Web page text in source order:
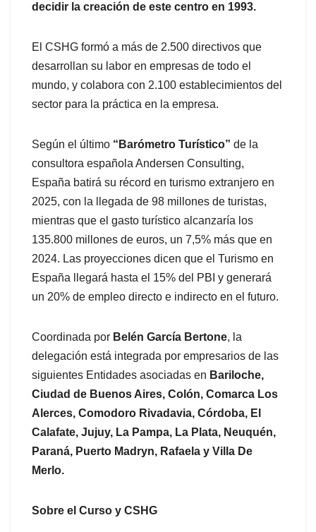
decidir la creación de este centro en 1993.
El CSHG formó a más de 2.500 directivos que
desarrollan su labor en empresas de todo el
mundo, y colabora con 2.100 establecimientos del
sector para la práctica en la empresa.
Según el último “Barómetro Turístico” de la
consultora española Andersen Consulting,
España batirá su récord en turismo extranjero en
2025, con la llegada de 98 millones de turistas,
mientras que el gasto turístico alcanzaría los
135.800 millones de euros, un 7,5% más que en
2024. Las proyecciones dicen que el Turismo en
España llegará hasta el 15% del PBI y generará
un 20% de empleo directo e indirecto en el futuro.
Coordinada por Belén García Bertone, la
delegación está integrada por empresarios de las
siguientes Entidades asociadas en Bariloche,
Ciudad de Buenos Aires, Colón, Comarca Los
Alerces, Comodoro Rivadavia, Córdoba, El
Calafate, Jujuy, La Pampa, La Plata, Neuquén,
Paraná, Puerto Madryn, Rafaela y Villa De
Merlo.
Sobre el Curso y CSHG